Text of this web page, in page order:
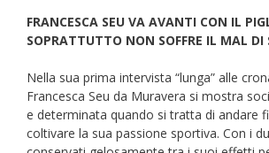
FRANCESCA SEU VA AVANTI CON IL
SOPRATTUTTO NON SOFFRE IL MAL DI
Nella sua prima intervista “lunga” alle
Francesca Seu da Muravera si mostra
e determinata quando si tratta di andare
coltivare la sua passione sportiva. Con i